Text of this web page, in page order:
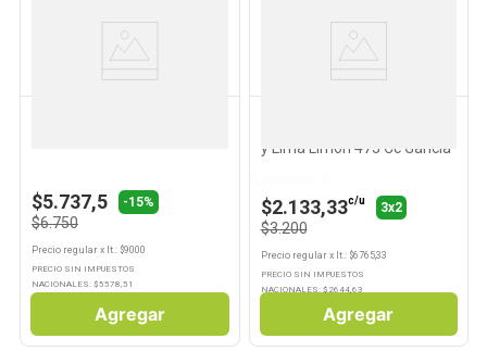
Ver
Producto
$5.737,5 -15%
$6.750
Precio regular x lt. : $9000
PRECIO SIN IMPUESTOS
NACIONALES: $5578,51
Agregar
Ver
Producto
y Lima Limón 473 Cc Gancia
$2.133,33c/u 3x2
$3.200
Precio regularx lt.: $6765,33
PRECIO SIN IMPUESTOS
NACIONALES: $ 2644,63
Agregar